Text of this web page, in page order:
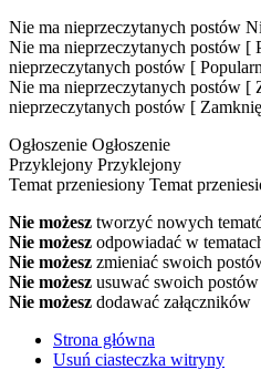
Nie ma nieprzeczytanych postów
Nie ma nieprzeczytanych postów [
nieprzeczytanych postów [
Nie ma nieprzeczytanych postów [
nieprzeczytanych postów [
Ogłoszenie Ogłoszenie
Przyklejony Przyklejony
Temat przeniesiony Temat
Nie możesz tworzyć nowych
Nie możesz odpowiadać w
Nie możesz zmieniać swoich
Nie możesz usuwać swoich postów
Nie możesz dodawać załączników
Strona główna
Usuń ciasteczka witryny